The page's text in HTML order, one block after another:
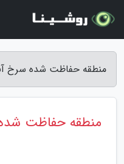
منطقه حفاظت شده سرخ
منطقه حفاظت